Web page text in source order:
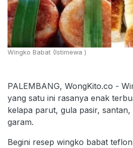
Wingko Babat (Istimewa )
PALEMBANG, WongKito.co -
yang satu ini rasanya enak
kelapa parut, gula pasir,
garam.
Begini resep wingko babat